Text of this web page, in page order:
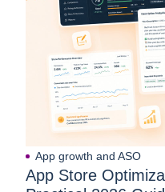
頼が可能になる予定です
ス for student」はこん
◇OB/OGに就活の相談を
い、キャリア選択や就職
職セミナーやOB/OG訪問
ニュースを得たい ・大手
問をしたい ・リクルータ
訪問で一般常識を学んで
OB/OGみんなの意見を聴
たい ・会社訪問や職場訪
App growth and ASO
App Store